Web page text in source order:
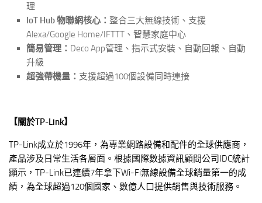
理
IoT Hub物聯網核心： 整合三大無線技術、支援
Alexa/Google Home/IFTTT、智慧家庭中心
簡易管理： Deco App管理、指示式安裝、自動回報、自動
升級
超強帶機量： 支援超過100個設備同時連接
【關於TP-Link】
TP-Link成立於1996年，為專業網路設備和配件的全球供應商，
產品涉及日常生活各層面。根據國際數據資訊顧問公司IDC統計
顯示，TP-Link已連續7年拿下Wi-Fi無線設備全球銷量第一的成
績，為全球超過120個國家、數億人口提供銷售與技術服務。